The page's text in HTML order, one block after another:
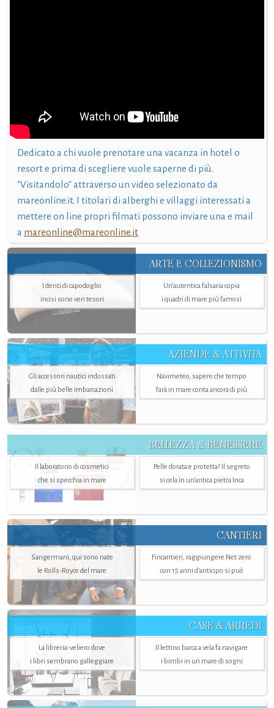
Dedicato a chi vuole prenotare una vacanza in hotel o
resort e prima di scegliere vuole saperne di più.
"Visitandolo" attraverso un video selezionato da
mareonline.it. I titolari di alberghi e villaggi interessati a
mettere on line propri filmati possono inviare una e mail
a mareonline@mareonline.it
ARTE E COLLEZIONISMO
I denti di capodoglio
incisi sono veri tesori
Un’autentica falsaria copia
i quadri di mare più famosi
AZIENDE & ATTIVITÀ
Gli accessori nautici indossati
dalle più belle imbarcazioni
Navimeteo, sapere che tempo
farà in mare conta ancora di più
BELLEZZA & BENESSERE
Il laboratorio di cosmetici
che si specchia in mare
Pelle dorata e protetta? Il segreto
si cela in un’antica pietra Inca
CANTIERI
Sangermani, qui sono nate
le Rolls-Royce del mare
Fincantieri, raggiungere Net zero
con 15 anni d'anticipo si può
CASE & ARREDI
La libreria-veliero dove
i libri sembrano galleggiare
Il lettino barca a vela fa navigare
i bimbi in un mare di sogni